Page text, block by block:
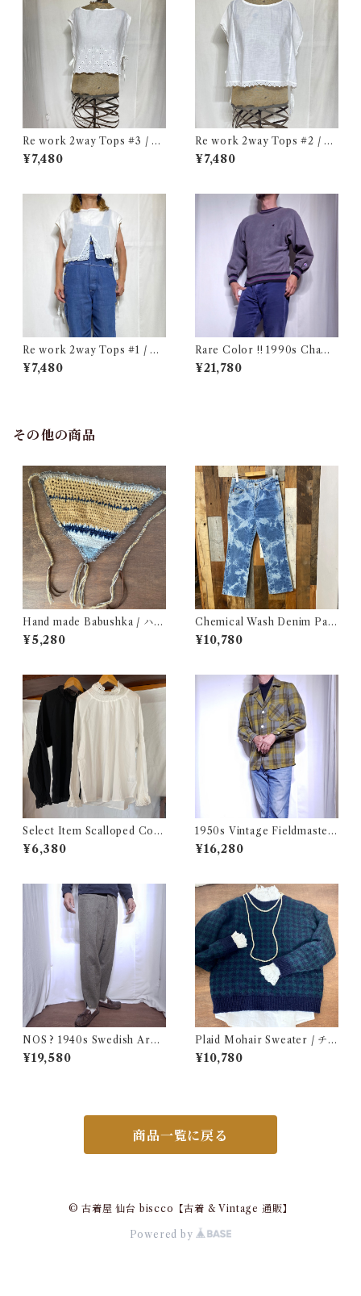
Re work 2way Tops #3 / リ
ワーク 2way トップス 古着
¥7,480
Re work 2way Tops #2 / リ
ワーク 2way トップス 古着
¥7,480
Re work 2way Tops #1 / リ
ワーク 2way トップス 古着
¥7,480
Rare Color !! 1990s Champ
ion Reverse Weave Charco
al Gray Size M / チャンピオ
¥21,780
その他の商品
Hand made Babushka / ハン
ドメイド バブーシュカ
¥5,280
Chemical Wash Denim Pant
s / ケミカル デニム パンツ 古
着
¥10,780
Select Item Scalloped Cott
on Shirt / スカラップ コット
ン シャツ
¥6,380
1950s Vintage Fieldmaster
Wool Topstar Style Jacket /
USA ヴィンテージ トップスタ
¥16,280
NOS ? 1940s Swedish Arm
y Wool Pants / デッドストッ
ク？ユーロ ミリタリー スウェ
¥19,580
Plaid Mohair Sweater / チェ
ック柄 モヘア セーター 古着
¥10,780
商品一覧に戻る
© 古着屋 仙台 biscco【古着 & Vintage 通販】
Powered by